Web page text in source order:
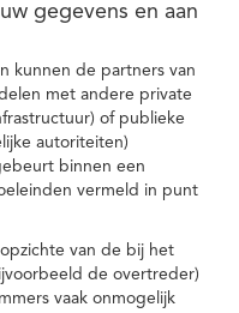
gegevens en aan
kunnen de partners van
met andere private
of publieke
autoriteiten)
binnen een
vermeld in punt
van de bij het
de overtreder)
vaak onmogelijk